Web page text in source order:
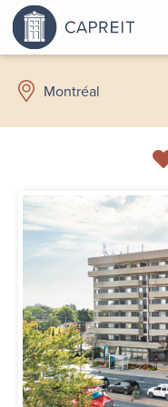
Montréal